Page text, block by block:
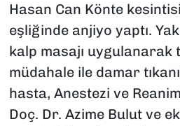
Hasan Can Könte
eşliğinde anjiyo yaptı.
kalp masajı uygulanarak
müdahale ile damar
hasta, Anestezi ve
Doç. Dr. Azime Bulut ve